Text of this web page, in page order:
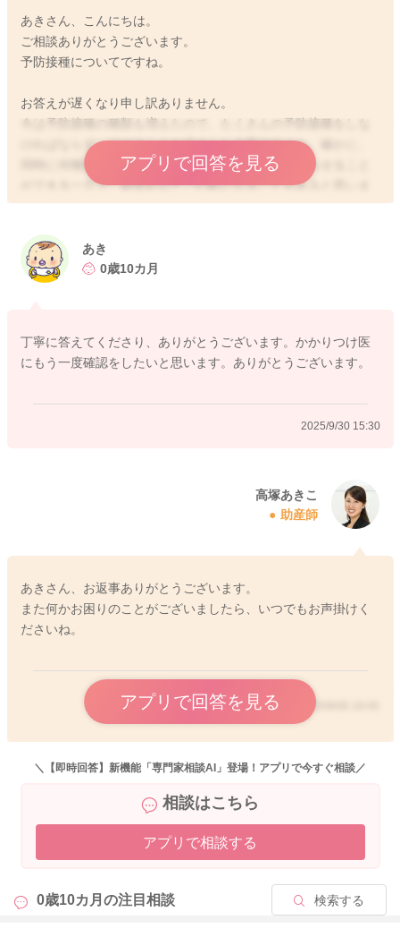
あきさん、こんにちは。
ご相談ありがとうございます。
予防接種についてですね。
お答えが遅くなり申し訳ありません。
今は予防接種の種類も増えたので、たくさんの予防接種をしな
ければならず、ママさんもお子さんも大変ですよね。確かに、
同時に何種類も予防接種をなさることは、早く終わらせること
ができる一方で、副反応などご心配になることもあると思いま
す。ですが、同時接種について、何種類までと特に決まりがあ
思います。例えば、生ワクチン同士は同時接種しないという方
針のところもありますし、同時接種の制限は特に設けていない
アプリで回答を見る
2025/9/30 11:56
あき
0歳10カ月
丁寧に答えてくださり、ありがとうございます。かかりつけ医
にもう一度確認をしたいと思います。ありがとうございます。
2025/9/30 15:30
高塚あきこ
助産師
あきさん、お返事ありがとうございます。
また何かお困りのことがございましたら、いつでもお声掛けく
ださいね。
アプリで回答を見る 2025/9/30 19:45
＼【即時回答】新機能「専門家相談AI」登場！アプリで今すぐ相談／
相談はこちら
アプリで相談する
0歳10カ月の注目相談 検索する